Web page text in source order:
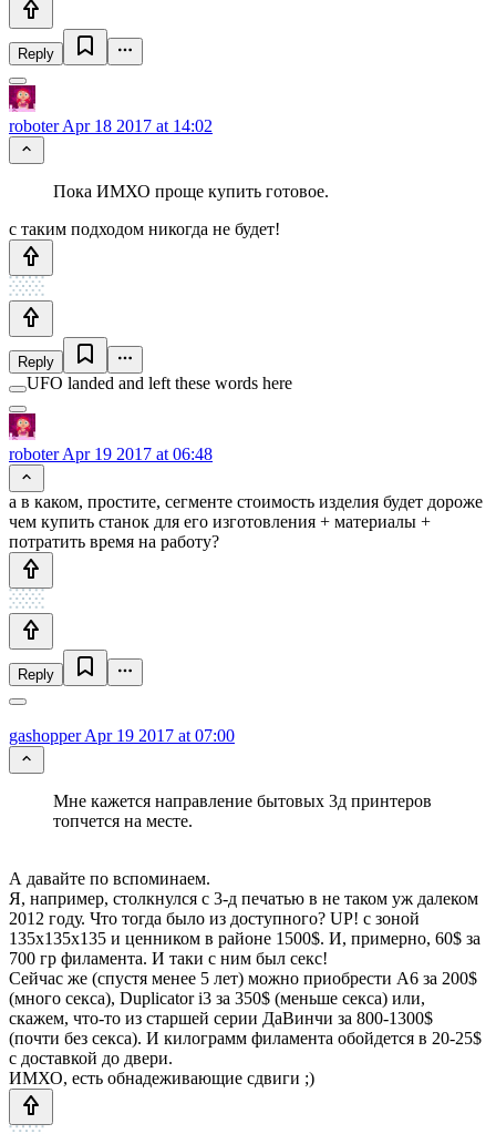
Reply
roboterApr 18 2017 at 14:02
Пока ИМХО проще купить готовое.
с таким подходом никогда не будет!
Reply
UFO landed and left these words here
roboterApr 19 2017 at 06:48
а в каком, простите, сегменте стоимость изделия будет дороже
чем купить станок для его изготовления + материалы +
потратить время на работу?
Reply
gashopperApr 19 2017 at 07:00
Мне кажется направление бытовых 3д принтеров
топчется на месте.
А давайте по вспоминаем.
Я, например, столкнулся с 3-д печатью в не таком уж далеком
2012 году. Что тогда было из доступного? UP! с зоной
135х135х135 и ценником в районе 1500$. И, примерно, 60$ за
700 гр филамента. И таки с ним был секс!
Сейчас же (спустя менее 5 лет) можно приобрести А6 за 200$
(много секса), Duplicator i3 за 350$ (меньше секса) или,
скажем, что-то из старшей серии ДаВинчи за 800-1300$
(почти без секса). И килограмм филамента обойдется в 20-25$
с доставкой до двери.
ИМХО, есть обнадеживающие сдвиги ;)